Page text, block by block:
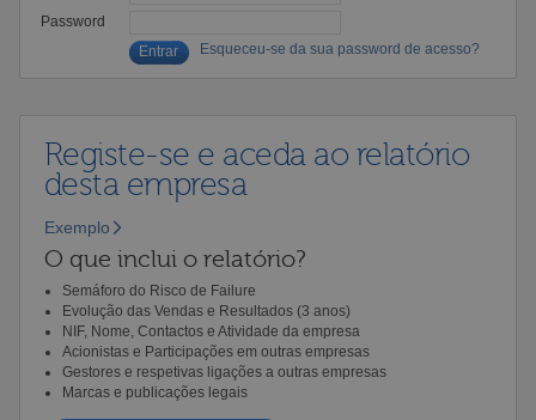
Password
Esqueceu-se da sua password de acesso?
Registe-se e aceda ao relatório
desta empresa
Exemplo
O que inclui o relatório?
Semáforo do Risco de Failure
Evolução das Vendas e Resultados (3 anos)
NIF, Nome, Contactos e Atividade da empresa
Acionistas e Participações em outras empresas
Gestores e respetivas ligações a outras empresas
Marcas e publicações legais